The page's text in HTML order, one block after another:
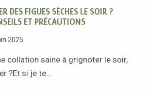
DES FIGUES SÈCHES LE SOIR ?
ET PRÉCAUTIONS
2025
collation saine à grignoter le soir,
?Et si je te…